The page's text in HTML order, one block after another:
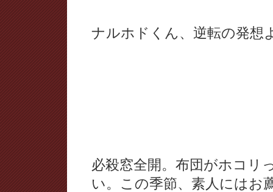
ナルホドくん、逆転の発想
必殺窓全開。布団がホコリ
い。この季節、素人にはお